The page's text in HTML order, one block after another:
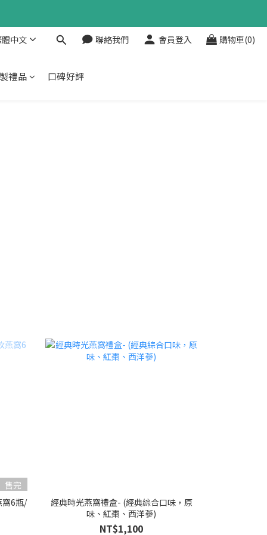
中文 聯絡我們 會員登入 購物車(0)
禮品 口碑好評
售完
窩6瓶/
經典時光燕窩禮盒- (經典綜合口味，原
味、紅棗、西洋蔘)
NT$1,100